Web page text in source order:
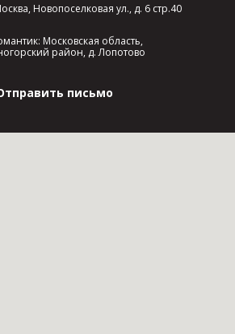
Новопоселковая ул., д. 6 стр.40
Московская область,
район, д. Лопотово
письмо